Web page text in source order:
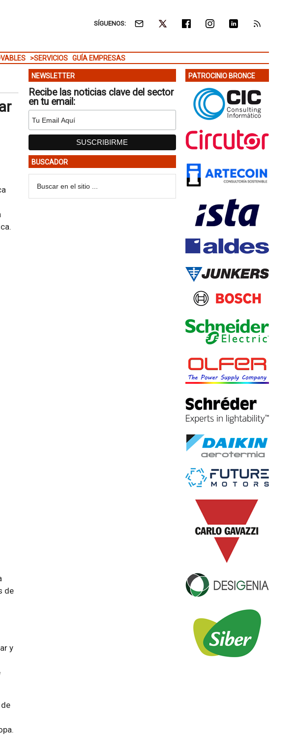
SÍGUENOS:
>SERVICIOS GUÍA EMPRESAS
de
y
de
NEWSLETTER
Recibe las noticias clave del sector
en tu email:
BUSCADOR
PATROCINIO BRONCE